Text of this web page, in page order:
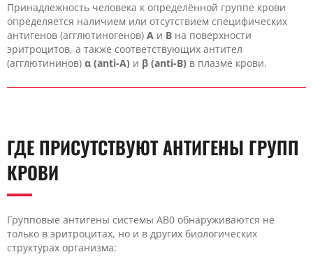
Принадлежность человека к определённой группе крови
определяется наличием или отсутствием специфических
антигенов (агглютиногенов) A и B на поверхности
эритроцитов, а также соответствующих антител
(агглютининов) α (anti-A) и β (anti-B) в плазме крови.
ГДЕ ПРИСУТСТВУЮТ АНТИГЕНЫ ГРУПП
КРОВИ
Групповые антигены системы AB0 обнаруживаются не
только в эритроцитах, но и в других биологических
структурах организма: